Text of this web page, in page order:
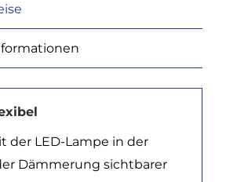
der LED-Lampe in der
Dämmerung sichtbarer